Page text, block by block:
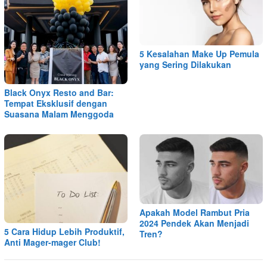
Black Onyx Resto and Bar:
Tempat Eksklusif dengan
Suasana Malam Menggoda
5 Kesalahan Make Up Pemula
yang Sering Dilakukan
5 Cara Hidup Lebih Produktif,
Anti Mager-mager Club!
Apakah Model Rambut Pria
2024 Pendek Akan Menjadi
Tren?